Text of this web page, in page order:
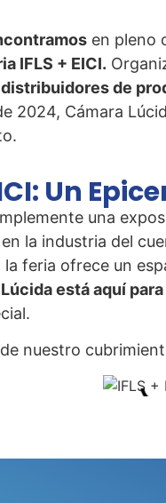
en pleno
IFLS + EICI.
de
2024, Cámara
Un
una
la industria del
la feria ofrece un
está aquí
nuestro